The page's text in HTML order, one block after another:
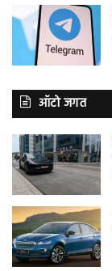
ऑटो जगत